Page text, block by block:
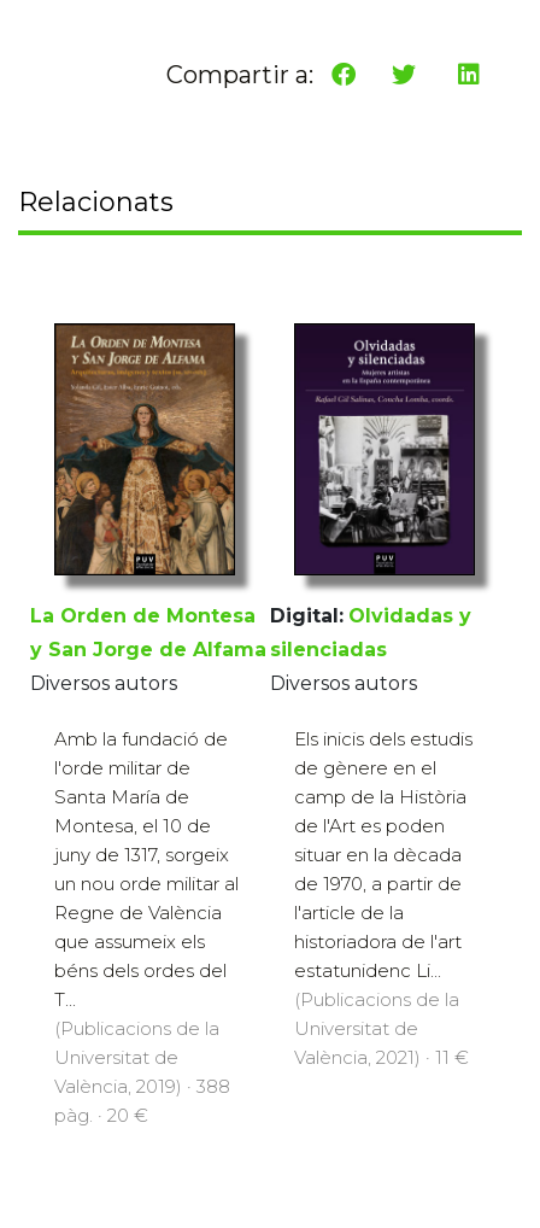
Compartir a:
Relacionats
La Orden de Montesa
y San Jorge de Alfama
Diversos autors
Amb la fundació de
l'orde militar de
Santa María de
Montesa, el 10 de
juny de 1317, sorgeix
un nou orde militar al
Regne de València
que assumeix els
béns dels ordes del
T...
(Publicacions de la
Universitat de
València, 2019) · 388
pàg. · 20 €
Digital: Olvidadas y
silenciadas
Diversos autors
Els inicis dels estudis
de gènere en el
camp de la Història
de l'Art es poden
situar en la dècada
de 1970, a partir de
l'article de la
historiadora de l'art
estatunidenc Li...
(Publicacions de la
Universitat de
València, 2021) · 11 €